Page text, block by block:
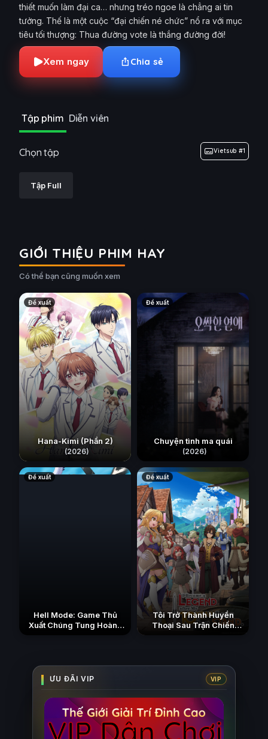
thiết muốn làm đại ca… nhưng tréo ngoe là chẳng ai tin
tưởng. Thế là một cuộc “đại chiến né chức” nổ ra với mục
tiêu tối thượng: Thua đường vote là thắng đường đời!
Xem ngay Chia sẻ
Tập phim Diễn viên
Chọn tập Vietsub #1
Tập Full
GIỚI THIỆU PHIM HAY
Có thể bạn cũng muốn xem
Đề xuất
Hana-Kimi (Phần 2)
(2026)
Đề xuất
Chuyện tình ma quái
(2026)
Đề xuất
Hell Mode: Game Thủ
Xuất Chúng Tung Hoành
Đề xuất
Tôi Trở Thành Huyền
Thoại Sau Trận Chiến